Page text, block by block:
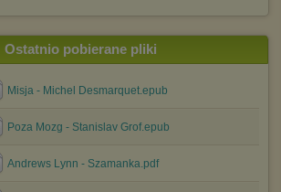
Ostatnio pobierane pliki
Misja - Michel Desmarquet.epub
Poza Mozg - Stanislav Grof.epub
Andrews Lynn - Szamanka.pdf